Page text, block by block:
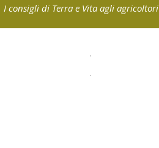
I consigli di Terra e Vita agli agricoltori